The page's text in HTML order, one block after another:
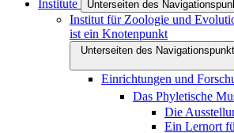
Institute Unterseiten des
Institut für Zoologie und
ist ein Knotenpunkt
Unterseiten des
Einrichtungen und
Das Phyletische
Die
Ein Lernort